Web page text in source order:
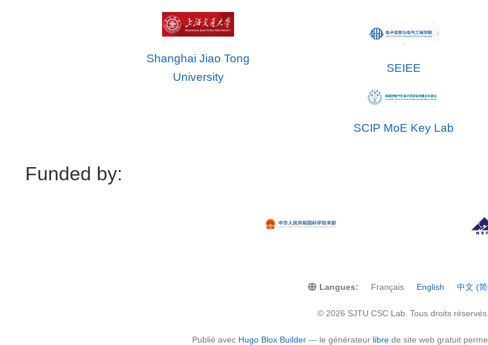
Shanghai Jiao Tong
University
SEIEE
SCIP MoE Key Lab
Funded by:
Langues: Français English 中文 (
© 2026 SJTU CSC Lab. Tous droits réservés.
Publié avec Hugo Blox Builder— le générateur librede site web gratuit